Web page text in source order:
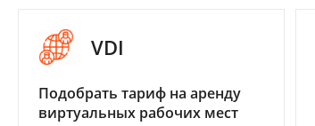
VDI
Подобрать тариф на аренду
виртуальных рабочих мест